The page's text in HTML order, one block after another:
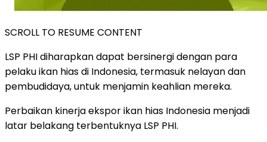
SCROLL TO RESUME CONTENT
LSP PHI diharapkan dapat bersinergi dengan para
pelaku ikan hias di Indonesia, termasuk nelayan dan
pembudidaya, untuk menjamin keahlian mereka.
Perbaikan kinerja ekspor ikan hias Indonesia menjadi
latar belakang terbentuknya LSP PHI.